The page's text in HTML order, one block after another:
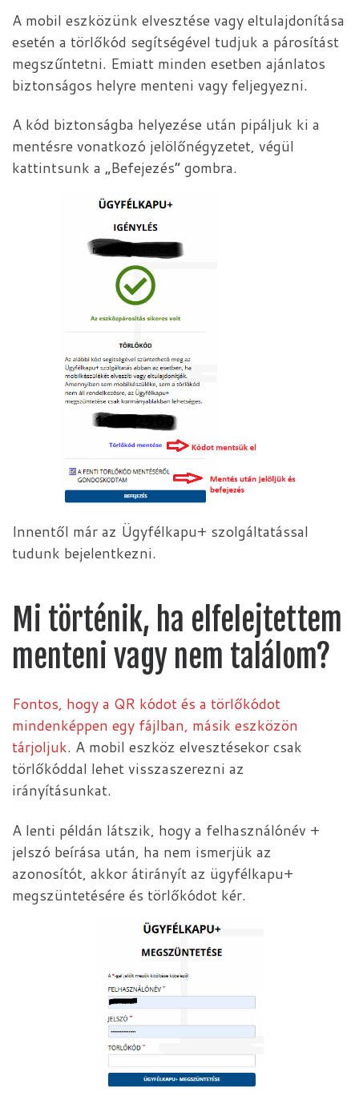
A mobil eszközünk elvesztése vagy eltulajdonítása
esetén a törlőkód segítségével tudjuk a párosítást
megszűntetni. Emiatt minden esetben ajánlatos
biztonságos helyre menteni vagy feljegyezni.
A kód biztonságba helyezése után pipáljuk ki a
mentésre vonatkozó jelölőnégyzetet, végül
kattintsunk a „Befejezés” gombra.
Innentől már az Ügyfélkapu+ szolgáltatással
tudunk bejelentkezni.
Mi történik, ha elfelejtettem
menteni vagy nem találom?
Fontos, hogy a QR kódot és a törlőkódot
mindenképpen egy fájlban, másik eszközön
tárjoljuk. A mobil eszköz elvesztésekor csak
törlőkóddal lehet visszaszerezni az
irányításunkat.
A lenti példán látszik, hogy a felhasználónév +
jelszó beírása után, ha nem ismerjük az
azonosítót, akkor átirányít az ügyfélkapu+
megszüntetésére és törlőkódot kér.